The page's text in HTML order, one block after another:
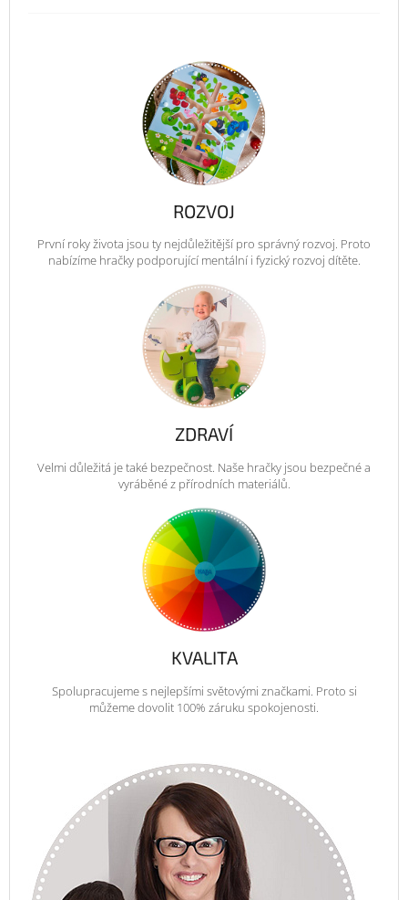
ROZVOJ
První roky života jsou ty nejdůležitější pro správný rozvoj. Proto
nabízíme hračky podporující mentální i fyzický rozvoj dítěte.
ZDRAVÍ
Velmi důležitá je také bezpečnost. Naše hračky jsou bezpečné a
vyráběné z přírodních materiálů.
KVALITA
Spolupracujeme s nejlepšími světovými značkami. Proto si
můžeme dovolit 100% záruku spokojenosti.